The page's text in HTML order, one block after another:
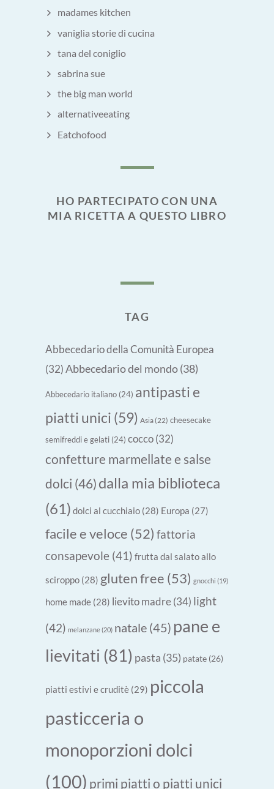
madames kitchen
vaniglia storie di cucina
tana del coniglio
sabrina sue
the big man world
alternativeeating
Eatchofood
HO PARTECIPATO CON UNA
MIA RICETTA A QUESTO LIBRO
TAG
Abbecedario della Comunità Europea
(32) Abbecedario del mondo(38)
Abbecedario italiano (24) antipasti e
piatti unici (59) Asia(22) cheesecake
semifreddi e gelati (24) cocco (32)
confetture marmellate e salse
dolci (46) dalla mia biblioteca
(61) dolci al cucchiaio (28) Europa (27)
facile e veloce (52) fattoria
consapevole (41) frutta dal salato allo
sciroppo (28) gluten free (53) gnocchi (19)
home made (28) lievito madre(34) light
(42) melanzane(20) natale (45) pane e
lievitati (81) pasta (35) patate (26)
piatti estivi e cruditè (29) piccola
pasticceria o
monoporzioni dolci
(100) primi piatti o piatti unici